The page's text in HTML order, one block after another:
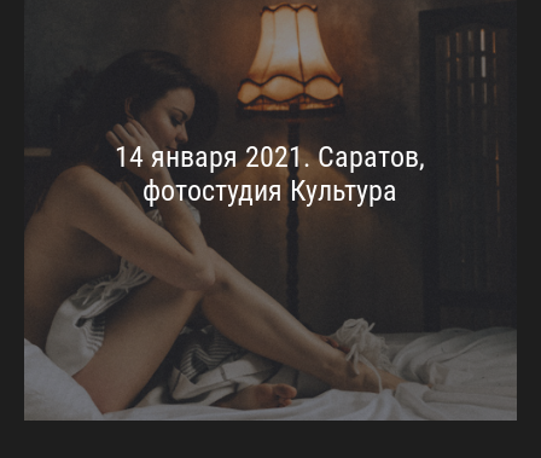
14 января 2021. Саратов,
фотостудия Культура